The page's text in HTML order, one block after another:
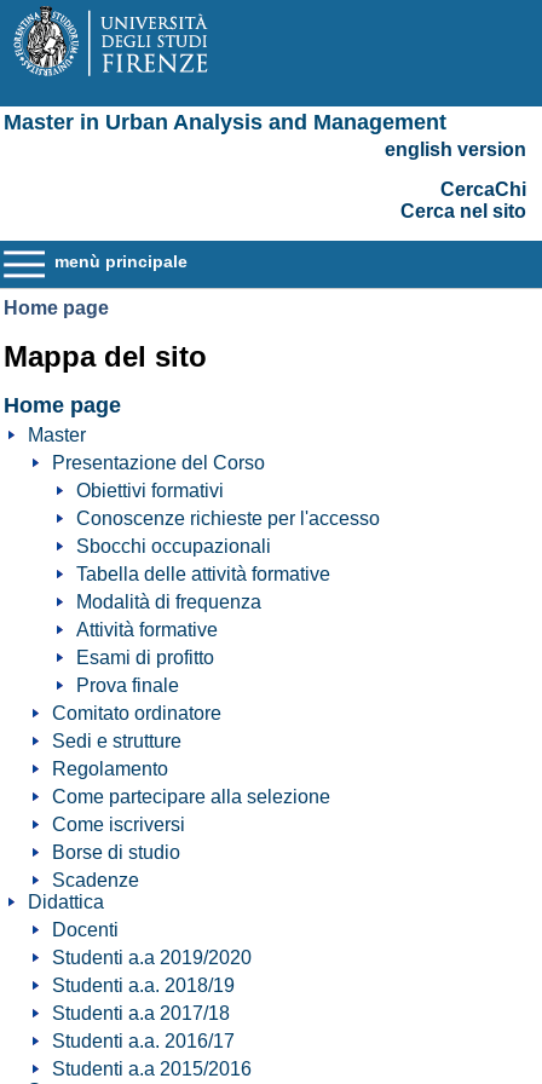
Master in Urban Analysis and Management
english version
CercaChi
Cerca nel sito
menù principale
Home page
Mappa del sito
Home page
Master
Presentazione del Corso
Obiettivi formativi
Conoscenze richieste per l'accesso
Sbocchi occupazionali
Tabella delle attività formative
Modalità di frequenza
Attività formative
Esami di profitto
Prova finale
Comitato ordinatore
Sedi e strutture
Regolamento
Come partecipare alla selezione
Come iscriversi
Borse di studio
Scadenze
Didattica
Docenti
Studenti a.a 2019/2020
Studenti a.a. 2018/19
Studenti a.a 2017/18
Studenti a.a. 2016/17
Studenti a.a 2015/2016